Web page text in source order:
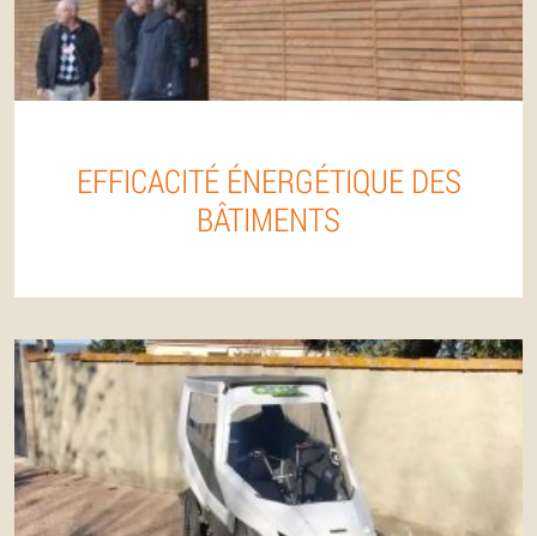
EFFICACITÉ ÉNERGÉTIQUE DES
BÂTIMENTS